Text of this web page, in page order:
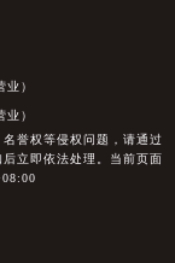
）
）
誉权等侵权问题，请通过
立即依法处理。当前页面